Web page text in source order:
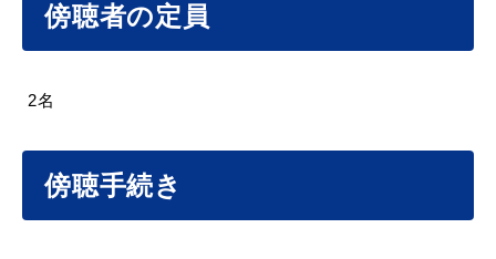
引っ越し・住まい 就職・退職
高齢者・介護
傍聴者の定員
2名
傍聴手続き